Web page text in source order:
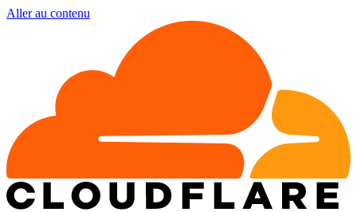
Aller au contenu